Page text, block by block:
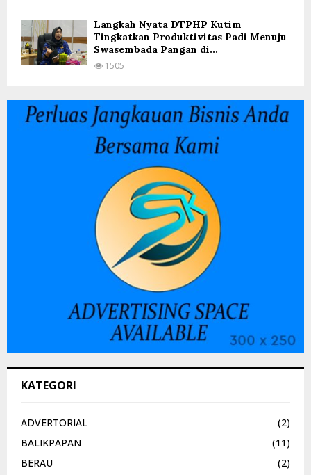
Langkah Nyata DTPHP Kutim
Tingkatkan Produktivitas Padi Menuju
Swasembada Pangan di...
1505
KATEGORI
ADVERTORIAL
(2)
BALIKPAPAN
(11)
BERAU
(2)